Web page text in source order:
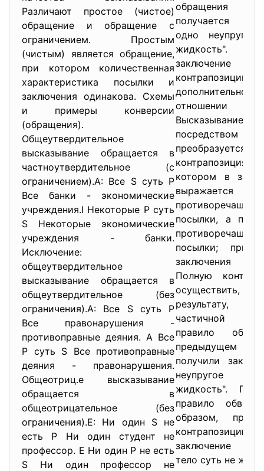
обращения
получается
одно
жидкость".
заключение
посредством
котором в
посылки, а
посылки; при
заключения
Полную
результату,
частичной
правило
предыдущем
получили
неупругое
жидкость".
правило
образом,
заключение
тело суть не
Различают простое (чистое)
обращение и обращение с
ограничением. Простым
(чистым) является обращение,
при котором количественная
характеристика посылки и
заключения одинакова. Схемы
и примеры конверсии
(обращения).
Общеутвердительное
высказывание обращается в
частноутвердительное (с
ограничением).А: Все S суть Р
Все банки - экономические
учреждения.I Некоторые Р суть
S Некоторые экономические
учреждения - банки.
Исключение:
общеутвердительное
высказывание обращается в
общеутвердительное (без
ограничения).A: Все S суть Р
Все правонарушения -
противоправные деяния. А Все
Р суть S Все противоправные
деяния - правонарушения.
Общеотриц.е высказывание
обращается в
общеотрицательное (без
ограничения).Е: Ни один S не
есть Р Ни один студент не
профессор. Е Ни один Р не есть
S Ни один профессор не